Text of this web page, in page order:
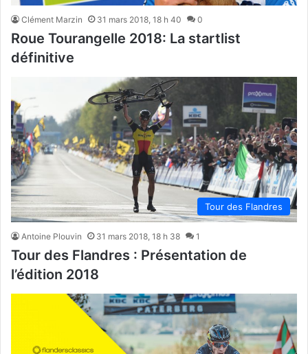
Clément Marzin 31 mars 2018, 18 h 40 0
Roue Tourangelle 2018: La startlist
définitive
Tour des Flandres
Antoine Plouvin 31 mars 2018, 18 h 38 1
Tour des Flandres : Présentation de
l’édition 2018